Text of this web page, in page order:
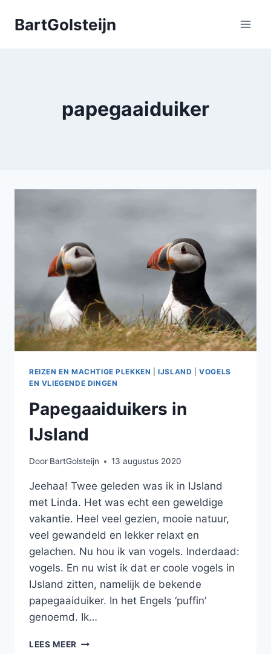
naarBartGolsteijn
papegaaiduiker
REIZEN EN MACHTIGE PLEKKEN |IJSLAND |VOGELS
EN VLIEGENDE DINGEN
Papegaaiduikers in
IJsland
Door BartGolsteijn 13 augustus 2020
Jeehaa! Twee geleden was ik in IJsland
met Linda. Het was echt een geweldige
vakantie. Heel veel gezien, mooie natuur,
veel gewandeld en lekker relaxt en
gelachen. Nu hou ik van vogels. Inderdaad:
vogels. En nu wist ik dat er coole vogels in
IJsland zitten, namelijk de bekende
papegaaiduiker. In het Engels ‘puffin’
genoemd. Ik…
LEES MEER PAPEGAAIDUIKERS